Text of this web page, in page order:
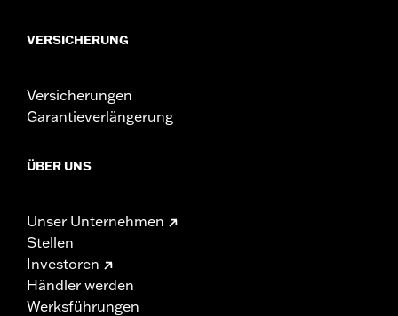
VERSICHERUNG
Versicherungen
Garantieverlängerung
ÜBER UNS
Unser Unternehmen
Stellen
Investoren
Händler werden
Werksführungen